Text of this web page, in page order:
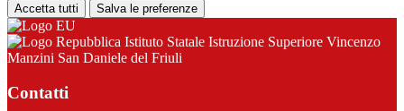
Accetta tutti Salva le preferenze
Istituto Statale Istruzione Superiore Vincenzo
Manzini San Daniele del Friuli
Contatti